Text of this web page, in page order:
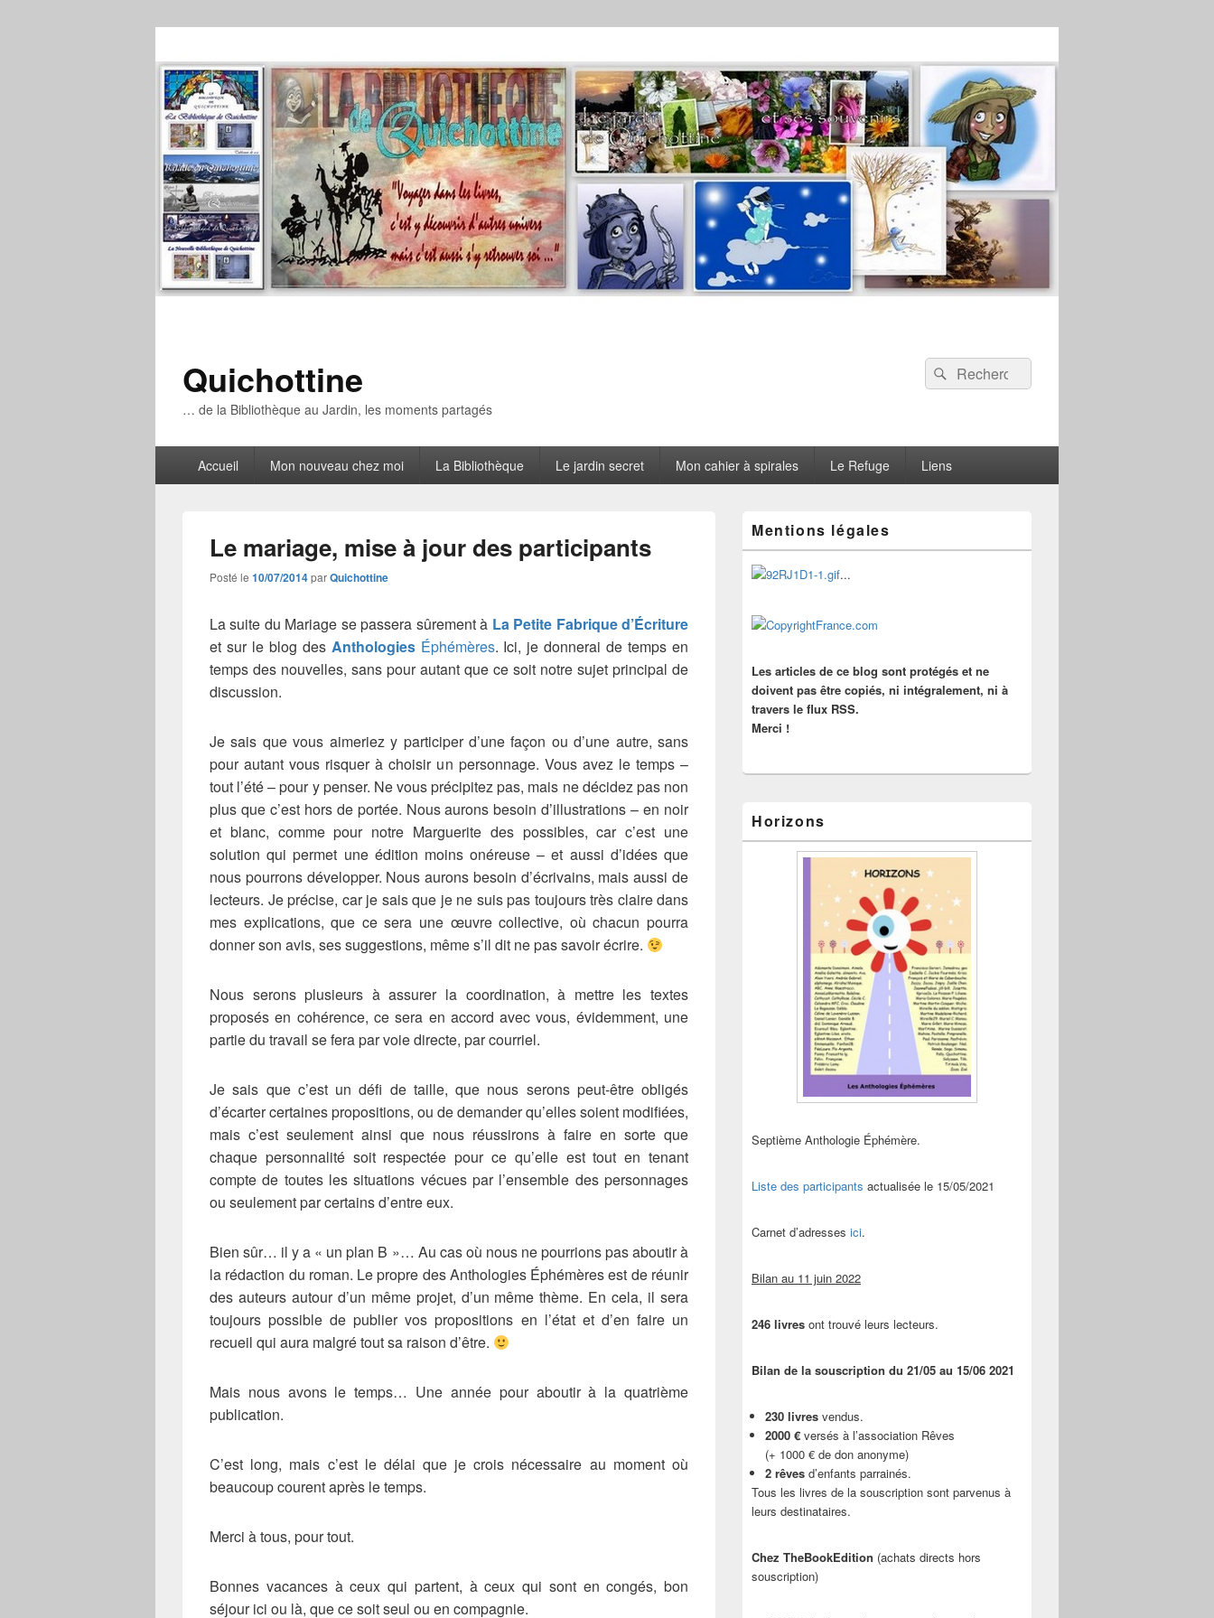
Quichottine
… de la Bibliothèque au Jardin, les moments partagés
Recherche :
Rechercher
principalAccueil Mon nouveau chez moi La Bibliothèque Le jardin secret Mon cahier à spirales Le Refuge Liens
Le mariage, mise à jour des participants
Posté le 10/07/2014parQuichottine
La suite du Mariage se passera sûrement à La Petite Fabrique d’Écriture
et sur le blog des AnthologiesÉphémères. Ici, je donnerai de temps en
temps des nouvelles, sans pour autant que ce soit notre sujet principal de
discussion.
Je sais que vous aimeriez y participer d’une façon ou d’une autre, sans
pour autant vous risquer à choisir un personnage. Vous avez le temps –
tout l’été – pour y penser. Ne vous précipitez pas, mais ne décidez pas non
plus que c’est hors de portée. Nous aurons besoin d’illustrations – en noir
et blanc, comme pour notre Marguerite des possibles, car c’est une
solution qui permet une édition moins onéreuse – et aussi d’idées que
nous pourrons développer. Nous aurons besoin d’écrivains, mais aussi de
lecteurs. Je précise, car je sais que je ne suis pas toujours très claire dans
mes explications, que ce sera une œuvre collective, où chacun pourra
donner son avis, ses suggestions, même s’il dit ne pas savoir écrire.
Nous serons plusieurs à assurer la coordination, à mettre les textes
proposés en cohérence, ce sera en accord avec vous, évidemment, une
partie du travail se fera par voie directe, par courriel.
Je sais que c’est un défi de taille, que nous serons peut-être obligés
d’écarter certaines propositions, ou de demander qu’elles soient modifiées,
mais c’est seulement ainsi que nous réussirons à faire en sorte que
chaque personnalité soit respectée pour ce qu’elle est tout en tenant
compte de toutes les situations vécues par l’ensemble des personnages
ou seulement par certains d’entre eux.
Bien sûr… il y a « un plan B »… Au cas où nous ne pourrions pas aboutir à
la rédaction du roman. Le propre des Anthologies Éphémères est de réunir
des auteurs autour d’un même projet, d’un même thème. En cela, il sera
toujours possible de publier vos propositions en l’état et d’en faire un
recueil qui aura malgré tout sa raison d’être.
Mais nous avons le temps… Une année pour aboutir à la quatrième
publication.
C’est long, mais c’est le délai que je crois nécessaire au moment où
beaucoup courent après le temps.
Merci à tous, pour tout.
Bonnes vacances à ceux qui partent, à ceux qui sont en congés, bon
séjour ici ou là, que ce soit seul ou en compagnie.
principale
de
widget
pour
barre
latérale
Mentions légales
...
Les articles de ce blog sont protégés et ne
doivent pas être copiés, ni intégralement, ni à
travers le flux RSS.
Merci !
Horizons
Septième Anthologie Éphémère.
Liste des participants actualisée le 15/05/2021
Carnet d’adresses ici.
Bilan au 11 juin 2022
246 livres ont trouvé leurs lecteurs.
Bilan de la souscription du 21/05 au 15/06 2021
230 livres vendus.
2000 € versés à l’association Rêves
(+ 1000 € de don anonyme)
2 rêves d’enfants parrainés.
Tous les livres de la souscription sont parvenus à
leurs destinataires.
Chez TheBookEdition (achats directs hors
souscription)